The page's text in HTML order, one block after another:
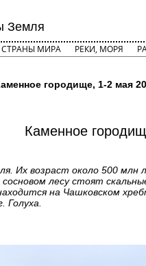
Земля
СТРАНЫ МИРА РЕКИ, МОРЯ
городище, 1-2 мая
Каменное
Их возраст около 500
сосновом лесу стоят
на Чашковском
Голуха.